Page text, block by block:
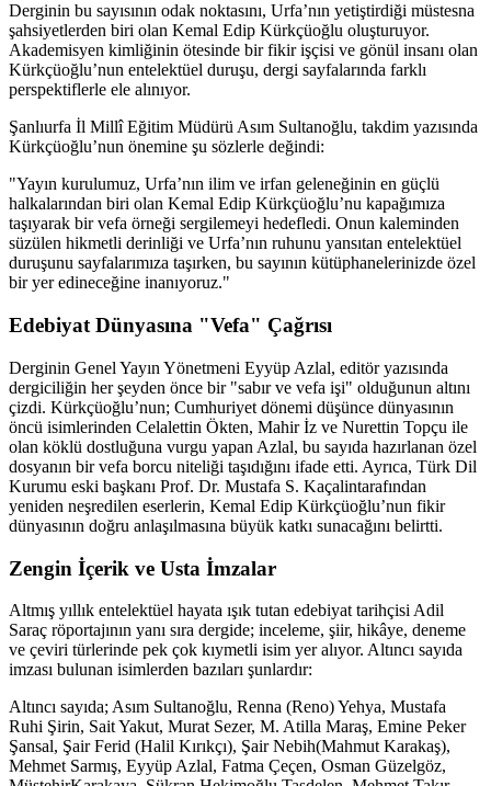
Derginin bu sayısının odak noktasını, Urfa’nın yetiştirdiği müstesna
şahsiyetlerden biri olan Kemal Edip Kürkçüoğlu oluşturuyor.
Akademisyen kimliğinin ötesinde bir fikir işçisi ve gönül insanı olan
Kürkçüoğlu’nun entelektüel duruşu, dergi sayfalarında farklı
perspektiflerle ele alınıyor.
Şanlıurfa İl Millî Eğitim Müdürü Asım Sultanoğlu, takdim yazısında
Kürkçüoğlu’nun önemine şu sözlerle değindi:
"Yayın kurulumuz, Urfa’nın ilim ve irfan geleneğinin en güçlü
halkalarından biri olan Kemal Edip Kürkçüoğlu’nu kapağımıza
taşıyarak bir vefa örneği sergilemeyi hedefledi. Onun kaleminden
süzülen hikmetli derinliği ve Urfa’nın ruhunu yansıtan entelektüel
duruşunu sayfalarımıza taşırken, bu sayının kütüphanelerinizde özel
bir yer edineceğine inanıyoruz."
Edebiyat Dünyasına "Vefa" Çağrısı
Derginin Genel Yayın Yönetmeni Eyyüp Azlal, editör yazısında
dergiciliğin her şeyden önce bir "sabır ve vefa işi" olduğunun altını
çizdi. Kürkçüoğlu’nun; Cumhuriyet dönemi düşünce dünyasının
öncü isimlerinden Celalettin Ökten, Mahir İz ve Nurettin Topçu ile
olan köklü dostluğuna vurgu yapan Azlal, bu sayıda hazırlanan özel
dosyanın bir vefa borcu niteliği taşıdığını ifade etti. Ayrıca, Türk Dil
Kurumu eski başkanı Prof. Dr. Mustafa S. Kaçalintarafından
yeniden neşredilen eserlerin, Kemal Edip Kürkçüoğlu’nun fikir
dünyasının doğru anlaşılmasına büyük katkı sunacağını belirtti.
Zengin İçerik ve Usta İmzalar
Altmış yıllık entelektüel hayata ışık tutan edebiyat tarihçisi Adil
Saraç röportajının yanı sıra dergide; inceleme, şiir, hikâye, deneme
ve çeviri türlerinde pek çok kıymetli isim yer alıyor. Altıncı sayıda
imzası bulunan isimlerden bazıları şunlardır:
Altıncı sayıda; Asım Sultanoğlu, Renna (Reno) Yehya, Mustafa
Ruhi Şirin, Sait Yakut, Murat Sezer, M. Atilla Maraş, Emine Peker
Şansal, Şair Ferid (Halil Kırıkçı), Şair Nebih(Mahmut Karakaş),
Mehmet Sarmış, Eyyüp Azlal, Fatma Çeçen, Osman Güzelgöz,